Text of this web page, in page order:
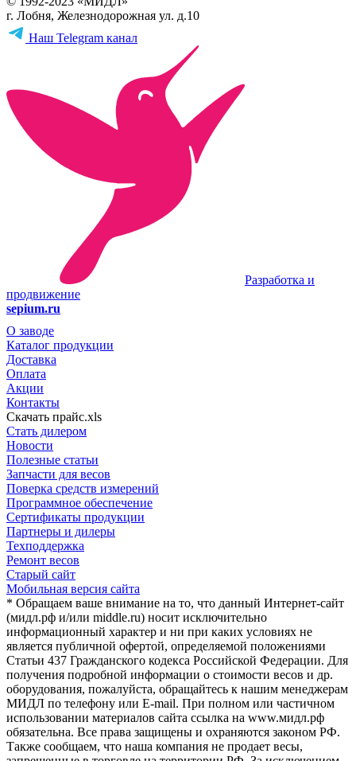
г. Лобня, Железнодорожная ул. д.10
Наш Telegram канал
Разработка и
продвижение
sepium.ru
О заводе
Каталог продукции
Доставка
Оплата
Акции
Контакты
Скачать прайс.xls
Стать дилером
Новости
Полезные статьи
Запчасти для весов
Поверка средств измерений
Программное обеспечение
Сертификаты продукции
Партнеры и дилеры
Техподдержка
Ремонт весов
Старый сайт
Мобильная версия сайта
* Обращаем ваше внимание на то, что данный Интернет-сайт
(мидл.рф и/или middle.ru) носит исключительно
информационный характер и ни при каких условиях не
является публичной офертой, определяемой положениями
Статьи 437 Гражданского кодекса Российской Федерации. Для
получения подробной информации о стоимости весов и др.
оборудования, пожалуйста, обращайтесь к нашим менеджерам
МИДЛ по телефону или E-mail. При полном или частичном
использовании материалов сайта ссылка на www.мидл.рф
обязательна. Все права защищены и охраняются законом РФ.
Также сообщаем, что наша компания не продает весы,